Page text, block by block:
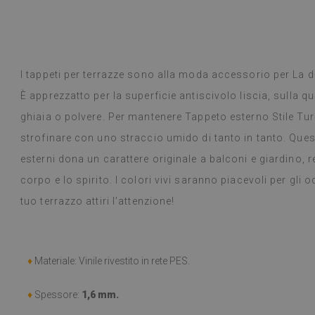
I tappeti per terrazze sono alla moda accessorio per La
È apprezzatto per la superficie antiscivolo liscia, sulla
ghiaia o polvere. Per mantenere Tappeto esterno Stile
strofinare con uno straccio umido di tanto in tanto.
esterni dona un carattere originale a balconi e giardino,
corpo e lo spirito. I colori vivi saranno piacevoli per gli
tuo terrazzo attiri l’attenzione!
♦ Materiale: Vinile rivestito in rete PES.
♦ Spessore: 1,6 mm.
promesso, era
l'effetto è
ancora stupita
fare un lavoro
settimana e,
fornelli a gas
alcun
panno umido
1 anno fa